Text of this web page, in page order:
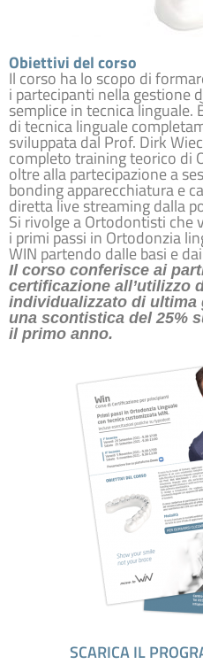
Obiettivi del corso
Il corso ha lo scopo di
i partecipanti nella gestione
semplice in tecnica linguale.
di tecnica linguale
sviluppata dal Prof. Dirk
completo training teorico di
oltre alla partecipazione a
bonding apparecchiatura e
diretta live streaming dalla
Si rivolge a Ortodontisti che
i primi passi in Ortodonzia
WIN partendo dalle basi e
Il corso conferisce ai
certificazione all’utilizzo
individualizzato di ultima
una scontistica del 25%
il primo anno.
SCARICA IL